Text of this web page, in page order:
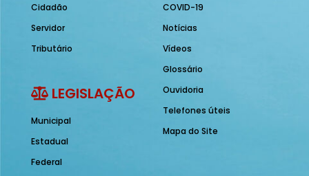
Cidadão
Servidor
Tributário
LEGISLAÇÃO
Municipal
Estadual
Federal
COVID-19
Notícias
Vídeos
Glossário
Ouvidoria
Telefones úteis
Mapa do Site